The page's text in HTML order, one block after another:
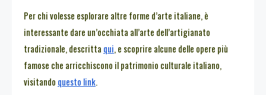
Per chi volesse esplorare altre forme d’arte italiane, è
interessante dare un’occhiata all’arte dell’artigianato
tradizionale, descritta qui, e scoprire alcune delle opere più
famose che arricchiscono il patrimonio culturale italiano,
visitando questo link.